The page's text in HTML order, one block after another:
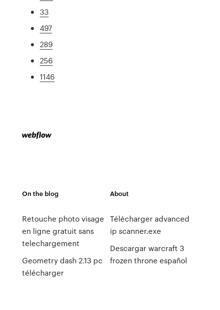
33
497
289
256
1146
On the blog
Retouche photo visage
en ligne gratuit sans
telechargement
Geometry dash 2.13 pc
télécharger
About
Télécharger advanced
ip scanner.exe
Descargar warcraft 3
frozen throne español